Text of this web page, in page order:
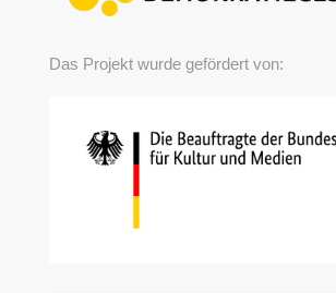
Das Projekt wurde gefördert von: